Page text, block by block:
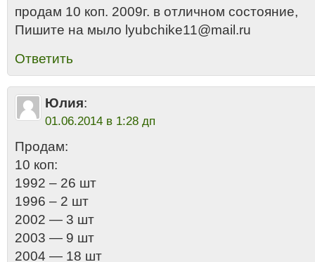
продам 10 коп. 2009г. в отличном состояние,
Пишите на мыло lyubchike11@mail.ru
Ответить
Юлия:
01.06.2014 в 1:28 дп
Продам:
10 коп:
1992 – 26 шт
1996 – 2 шт
2002 — 3 шт
2003 — 9 шт
2004 — 18 шт